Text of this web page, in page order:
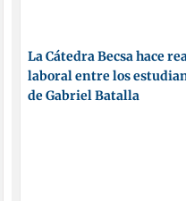
La Cátedra Becsa hace
laboral entre los
de Gabriel Batalla